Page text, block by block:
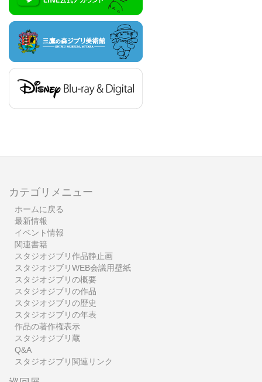
カテゴリメニュー
ホームに戻る
最新情報
イベント情報
関連書籍
スタジオジブリ作品静止画
スタジオジブリWEB会議用壁紙
スタジオジブリの概要
スタジオジブリの作品
スタジオジブリの歴史
スタジオジブリの年表
作品の著作権表示
スタジオジブリ蔵
Q&A
スタジオジブリ関連リンク